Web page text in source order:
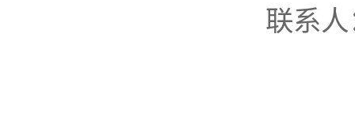
联系人